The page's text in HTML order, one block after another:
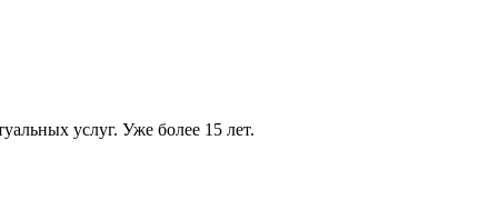
услуг. Уже более 15 лет.